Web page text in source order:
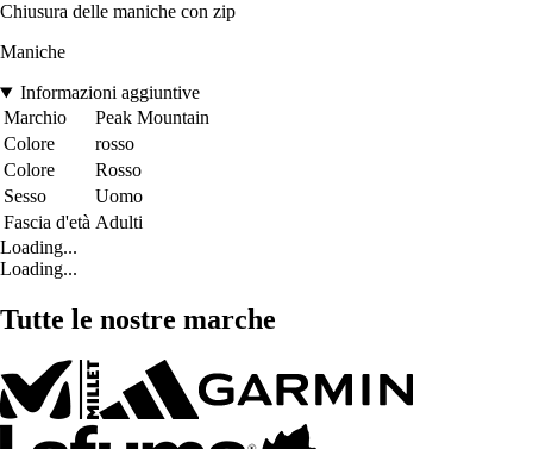
Chiusura delle maniche con zip
Maniche
Informazioni aggiuntive
Marchio
Peak Mountain
Colore
rosso
Colore
Rosso
Sesso
Uomo
Fascia d'età Adulti
Loading...
Loading...
Tutte le nostre marche